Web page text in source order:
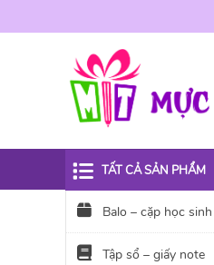
TẤT CẢ SẢN PHẨM
Balo – cặp học sinh
Tập sổ – giấy note